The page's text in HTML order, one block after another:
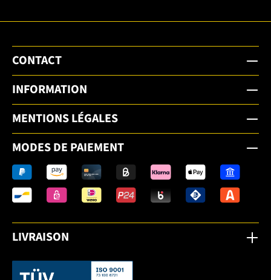
CONTACT
INFORMATION
MENTIONS LÉGALES
MODES DE PAIEMENT
LIVRAISON